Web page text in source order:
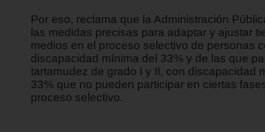
Por eso, reclama que la Administración
las medidas precisas para adaptar y ajustar
medios en el proceso selectivo de personas
discapacidad mínima del 33% y de las que
tartamudez de grado I y II, con discapacidad
33% que no pueden participar en ciertas
proceso selectivo.